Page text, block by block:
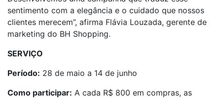
sentimento com a elegância e o cuidado que nossos
clientes merecem”, afirma Flávia Louzada, gerente de
marketing do BH Shopping.
SERVIÇO
Período: 28 de maio a 14 de junho
Como participar: A cada R$ 800 em compras, as